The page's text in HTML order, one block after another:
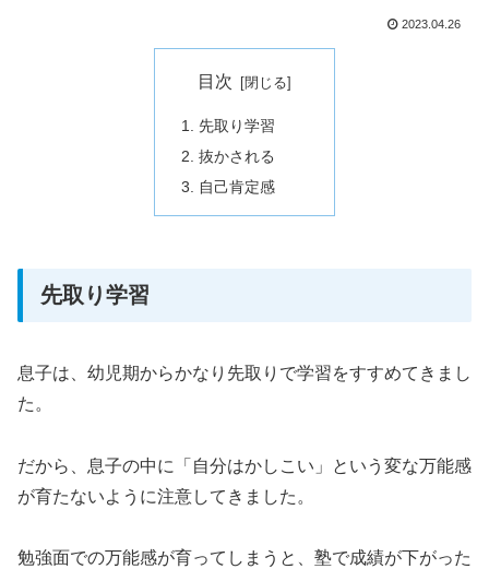
2023.04.26
目次
先取り学習
抜かされる
自己肯定感
先取り学習
息子は、幼児期からかなり先取りで学習をすすめてきまし
た。
だから、息子の中に「自分はかしこい」という変な万能感
が育たないように注意してきました。
勉強面での万能感が育ってしまうと、塾で成績が下がった